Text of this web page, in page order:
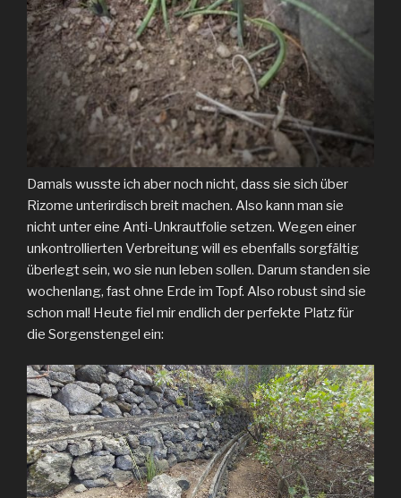
Damals wusste ich aber noch nicht, dass sie sich über
Rizome unterirdisch breit machen. Also kann man sie
nicht unter eine Anti-Unkrautfolie setzen. Wegen einer
unkontrollierten Verbreitung will es ebenfalls sorgfältig
überlegt sein, wo sie nun leben sollen. Darum standen sie
wochenlang, fast ohne Erde im Topf. Also robust sind sie
schon mal! Heute fiel mir endlich der perfekte Platz für
die Sorgenstengel ein: